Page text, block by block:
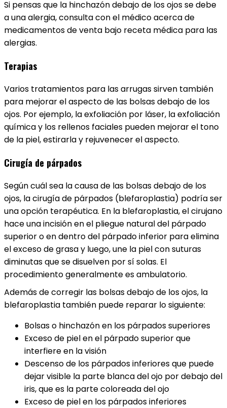
Si pensas que la hinchazón debajo de los ojos se debe
a una alergia, consulta con el médico acerca de
medicamentos de venta bajo receta médica para las
alergias.
Terapias
Varios tratamientos para las arrugas sirven también
para mejorar el aspecto de las bolsas debajo de los
ojos. Por ejemplo, la exfoliación por láser, la exfoliación
química y los rellenos faciales pueden mejorar el tono
de la piel, estirarla y rejuvenecer el aspecto.
Cirugía de párpados
Según cuál sea la causa de las bolsas debajo de los
ojos, la cirugía de párpados (blefaroplastia) podría ser
una opción terapéutica. En la blefaroplastia, el cirujano
hace una incisión en el pliegue natural del párpado
superior o en dentro del párpado inferior para elimina
el exceso de grasa y luego, une la piel con suturas
diminutas que se disuelven por sí solas. El
procedimiento generalmente es ambulatorio.
Además de corregir las bolsas debajo de los ojos, la
blefaroplastia también puede reparar lo siguiente:
Bolsas o hinchazón en los párpados superiores
Exceso de piel en el párpado superior que
interfiere en la visión
Descenso de los párpados inferiores que puede
dejar visible la parte blanca del ojo por debajo del
iris, que es la parte coloreada del ojo
Exceso de piel en los párpados inferiores